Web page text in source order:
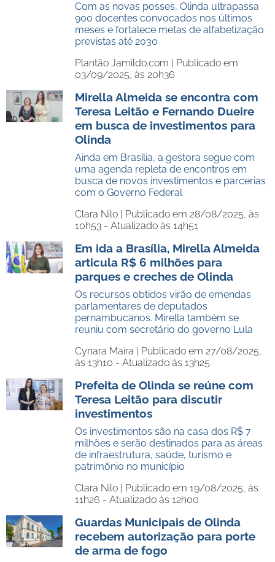
Com as novas posses, Olinda ultrapassa
900 docentes convocados nos últimos
meses e fortalece metas de alfabetização
previstas até 2030
Plantão Jamildo.com | Publicado em
03/09/2025, às 20h36
Mirella Almeida se encontra com
Teresa Leitão e Fernando Dueire
em busca de investimentos para
Olinda
Ainda em Brasília, a gestora segue com
uma agenda repleta de encontros em
busca de novos investimentos e parcerias
com o Governo Federal
Clara Nilo | Publicado em 28/08/2025, às
10h53 - Atualizado às 14h51
Em ida a Brasília, Mirella Almeida
articula R$ 6 milhões para
parques e creches de Olinda
Os recursos obtidos virão de emendas
parlamentares de deputados
pernambucanos. Mirella também se
reuniu com secretário do governo Lula
Cynara Maíra | Publicado em 27/08/2025,
às 13h10 - Atualizado às 13h25
Prefeita de Olinda se reúne com
Teresa Leitão para discutir
investimentos
Os investimentos são na casa dos R$ 7
milhões e serão destinados para as áreas
de infraestrutura, saúde, turismo e
patrimônio no município
Clara Nilo | Publicado em 19/08/2025, às
11h26 - Atualizado às 12h00
Guardas Municipais de Olinda
recebem autorização para porte
de arma de fogo